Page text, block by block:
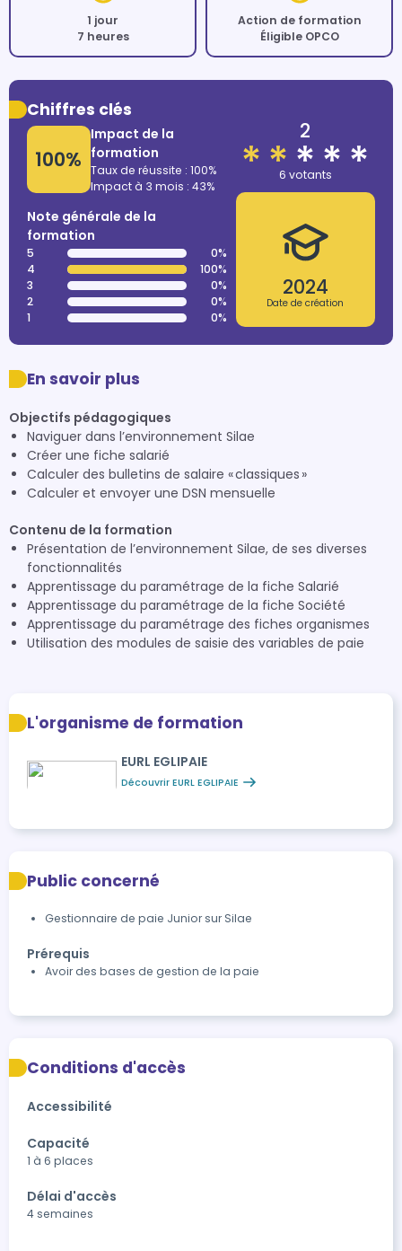
1 jour
7 heures
Action de formation
Éligible OPCO
Chiffres clés
100%
Impact de la
formation
Taux de réussite : 100%
Impact à 3 mois : 43%
Note générale de la
formation
5
0%
4
100%
3
0%
2
0%
1
0%
2
6 votants
2024
Date de création
En savoir plus
Objectifs pédagogiques
Naviguer dans l’environnement Silae
Créer une fiche salarié
Calculer des bulletins de salaire « classiques »
Calculer et envoyer une DSN mensuelle
Contenu de la formation
Présentation de l’environnement Silae, de ses diverses
fonctionnalités
Apprentissage du paramétrage de la fiche Salarié
Apprentissage du paramétrage de la fiche Société
Apprentissage du paramétrage des fiches organismes
Utilisation des modules de saisie des variables de paie
L'organisme de formation
EURL EGLIPAIE
Découvrir EURL EGLIPAIE
Public concerné
Gestionnaire de paie Junior sur Silae
Prérequis
Avoir des bases de gestion de la paie
Conditions d'accès
Accessibilité
Capacité
1 à 6 places
Délai d'accès
4 semaines